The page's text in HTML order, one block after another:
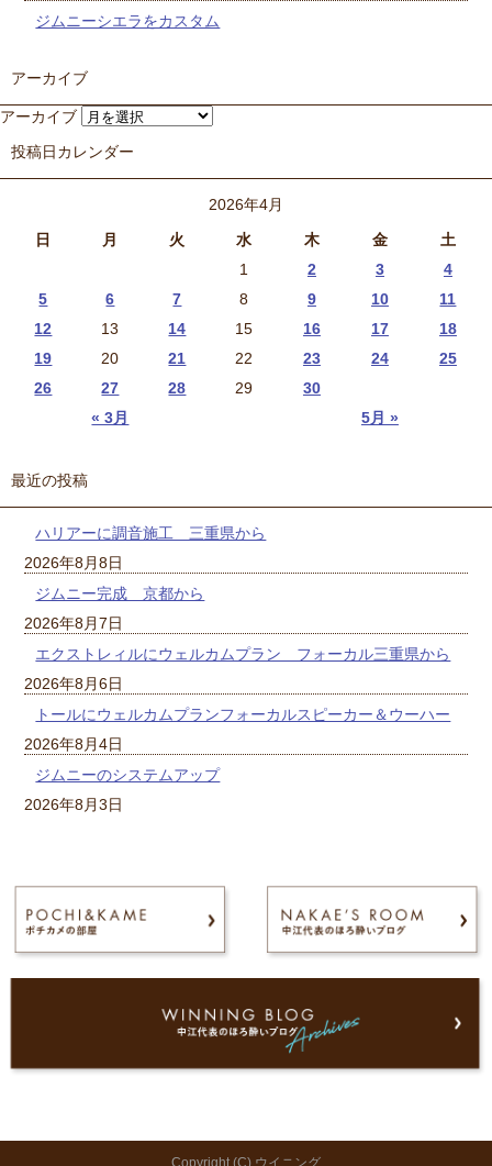
ジムニーシエラをカスタム
アーカイブ
アーカイブ
投稿日カレンダー
2026年4月
日
月 火 水 木 金 土
« 3月 5月 »
1 2 3
4
5
6 7 8 9 10
11
12
13 14 15 16 17
18
19
20 21 22 23 24
25
26
27 28 29 30
最近の投稿
ハリアーに調音施工 三重県から
2026年8月8日
ジムニー完成 京都から
2026年8月7日
エクストレィルにウェルカムプラン フォーカル三重県から
2026年8月6日
トールにウェルカムプランフォーカルスピーカー＆ウーハー
2026年8月4日
ジムニーのシステムアップ
2026年8月3日